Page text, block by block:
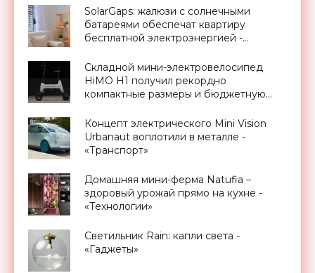
SolarGaps: жалюзи с солнечными
батареями обеспечат квартиру
бесплатной электроэнергией -
Складной мини-электровелосипед
HiMO H1 получил рекордно
компактные размеры и бюджетную
Концепт электрического Mini Vision
Urbanaut воплотили в металле -
«Транспорт»
Домашняя мини-ферма Natufia –
здоровый урожай прямо на кухне -
«Технологии»
Светильник Rain: капли света -
«Гаджеты»